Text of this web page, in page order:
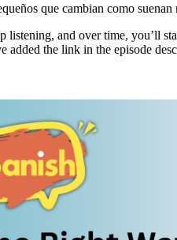
que cambian como suenan
and over time, you’ll
the link in the episode